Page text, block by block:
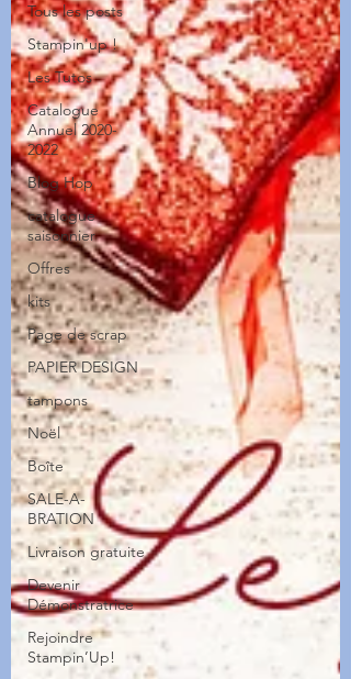
Tous les posts
Stampin'up !
Les Tutos
Catalogue
Annuel 2020-
2022
Blog Hop
catalogue
saisonnier
Offres
kits
Page de scrap
PAPIER DESIGN
tampons
Noël
Boîte
SALE-A-
BRATION
Livraison gratuite
Devenir
Démonstratrice
Rejoindre
Stampin’Up!